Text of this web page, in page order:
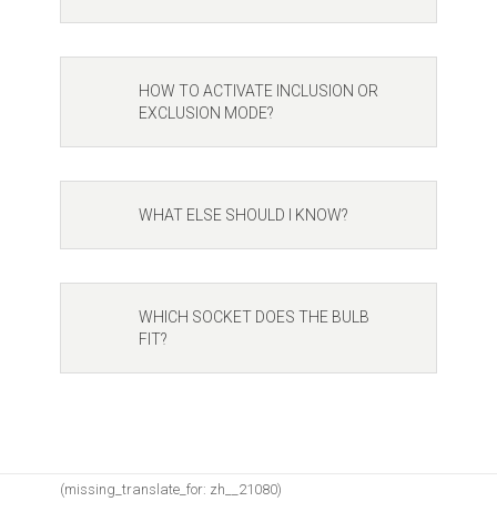
HOW TO ACTIVATE INCLUSION OR
EXCLUSION MODE?
WHAT ELSE SHOULD I KNOW?
WHICH SOCKET DOES THE BULB
FIT?
(missing_translate_for: zh__21080)